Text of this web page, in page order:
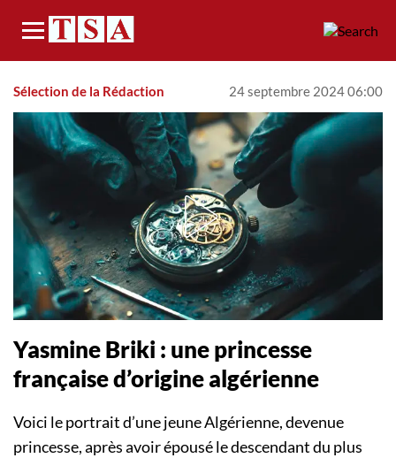
Menu
Sélection de la Rédaction 24 septembre 2024 06:00
Yasmine Briki : une princesse
française d’origine algérienne
Voici le portrait d’une jeune Algérienne, devenue
princesse, après avoir épousé le descendant du plus